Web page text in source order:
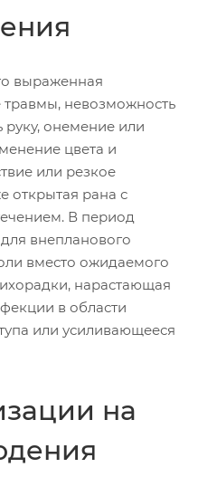
выраженная
невозможность
руку, онемение или
цвета и
или резкое
открытая рана с
В период
внепланового
вместо ожидаемого
нарастающая
в области
или усиливающееся
на